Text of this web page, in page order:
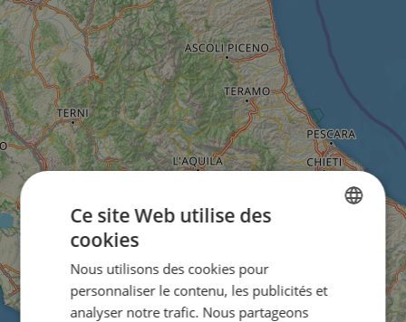
Ce site Web utilise des
cookies
Nous utilisons des cookies pour
personnaliser le contenu, les publicités et
analyser notre trafic. Nous partageons